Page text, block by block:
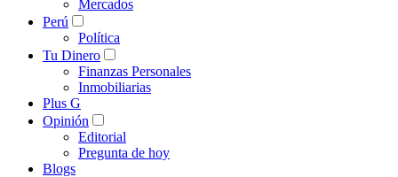
Mercados
Perú
Política
Tu Dinero
Finanzas Personales
Inmobiliarias
Plus G
Opinión
Editorial
Pregunta de hoy
Blogs